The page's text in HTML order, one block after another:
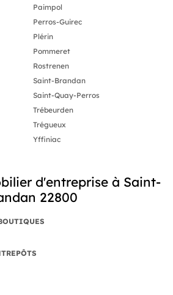
Paimpol
Perros-Guirec
Plérin
Pommeret
Rostrenen
Saint-Brandan
Saint-Quay-Perros
Trébeurden
Trégueux
Yffiniac
d'entreprise à Saint-
22800